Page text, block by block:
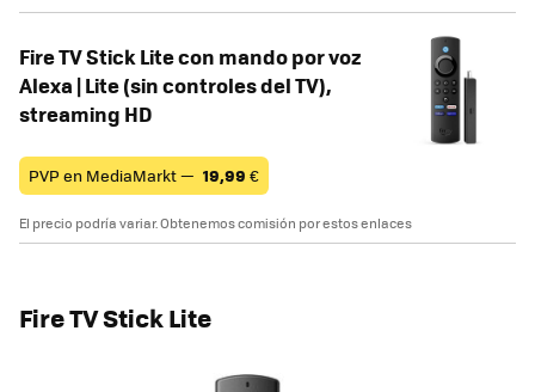
Fire TV Stick Lite con mando por voz
Alexa | Lite (sin controles del TV),
streaming HD
PVP en MediaMarkt — 19,99 €
El precio podría variar. Obtenemos comisión por estos enlaces
Fire TV Stick Lite